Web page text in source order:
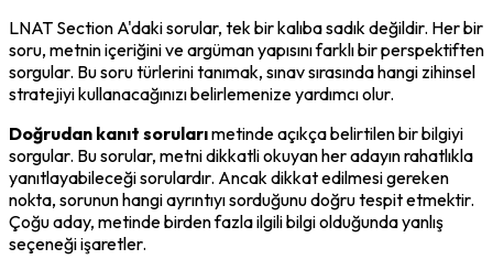
LNAT Section A'daki sorular, tek bir kalıba sadık değildir. Her bir
soru, metnin içeriğini ve argüman yapısını farklı bir perspektiften
sorgular. Bu soru türlerini tanımak, sınav sırasında hangi zihinsel
stratejiyi kullanacağınızı belirlemenize yardımcı olur.
Doğrudan kanıt soruları metinde açıkça belirtilen bir bilgiyi
sorgular. Bu sorular, metni dikkatli okuyan her adayın rahatlıkla
yanıtlayabileceği sorulardır. Ancak dikkat edilmesi gereken
nokta, sorunun hangi ayrıntıyı sorduğunu doğru tespit etmektir.
Çoğu aday, metinde birden fazla ilgili bilgi olduğunda yanlış
seçeneği işaretler.